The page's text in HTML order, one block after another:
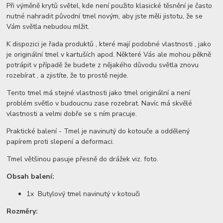
Při výměně krytů světel, kde není použito klasické těsnění je často
nutné nahradit původní tmel novým, aby jste měli jistotu, že se
Vám světla nebudou mlžit.
K dispozici je řada produktů , které mají podobné vlastnosti , jako
je originální tmel v kartuších apod. Některé Vás ale mohou pěkně
potrápit v případě že budete z nějakého důvodu světla znovu
rozebírat , a zjistíte, že to prostě nejde.
Tento tmel má stejné vlastnosti jako tmel originální a není
problém světlo v budoucnu zase rozebrat. Navíc má skvělé
vlastnosti a velmi dobře se s ním pracuje.
Praktické balení - Tmel je navinutý do kotouče a oddělený
papírem proti slepení a deformaci.
Tmel většinou pasuje přesně do drážek viz. foto.
Obsah balení:
1x Butylový tmel navinutý v kotouči
Rozměry: